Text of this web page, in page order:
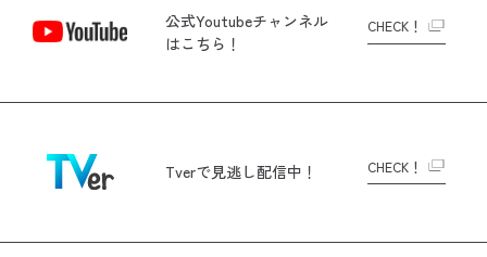
公式Youtubeチャンネル
はこちら！
CHECK！
Tverで見逃し配信中！ CHECK！